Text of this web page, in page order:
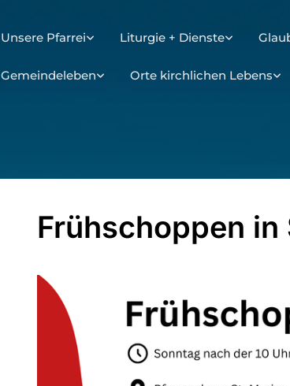
Unsere Pfarrei Liturgie + Dienste
Gemeindeleben Orte kirchlichen Lebens
Frühschoppen in